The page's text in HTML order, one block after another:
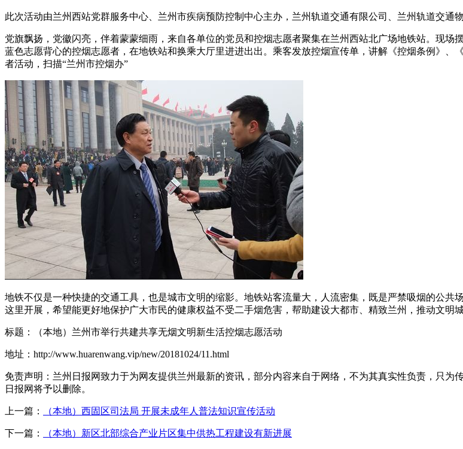
此次活动由兰州西站党群服务中心、兰州市疾病预防控制中心主办，兰州轨道交通有限公司、兰州轨道交通
党旗飘扬，党徽闪亮，伴着蒙蒙细雨，来自各单位的党员和控烟志愿者聚集在兰州西站北广场地铁站。现
蓝色志愿背心的控烟志愿者，在地铁站和换乘大厅里进进出出。乘客发放控烟宣传单，讲解《控烟条例》
者活动，扫描“兰州市控烟办”
地铁不仅是一种快捷的交通工具，也是城市文明的缩影。地铁站客流量大，人流密集，既是严禁吸烟的公
这里开展，希望能更好地保护广大市民的健康权益不受二手烟危害，帮助建设大都市、精致兰州，推动文明城
标题：（本地）兰州市举行共建共享无烟文明新生活控烟志愿活动
地址：http://www.huarenwang.vip/new/20181024/11.html
免责声明：兰州日报网致力于为网友提供兰州最新的资讯，部分内容来自于网络，不为其真实性负责，只为
日报网将予以删除。
上一篇： （本地）西固区司法局 开展未成年人普法知识宣传活动
下一篇： （本地）新区北部综合产业片区集中供热工程建设有新进展